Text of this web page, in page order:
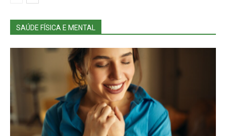
SAÚDE FÍSICA E MENTAL